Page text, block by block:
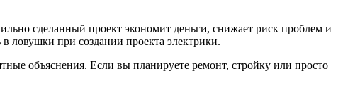
сделанный проект экономит деньги, снижает риск проблем и
ловушки при создании проекта электрики.
объяснения. Если вы планируете ремонт, стройку или просто